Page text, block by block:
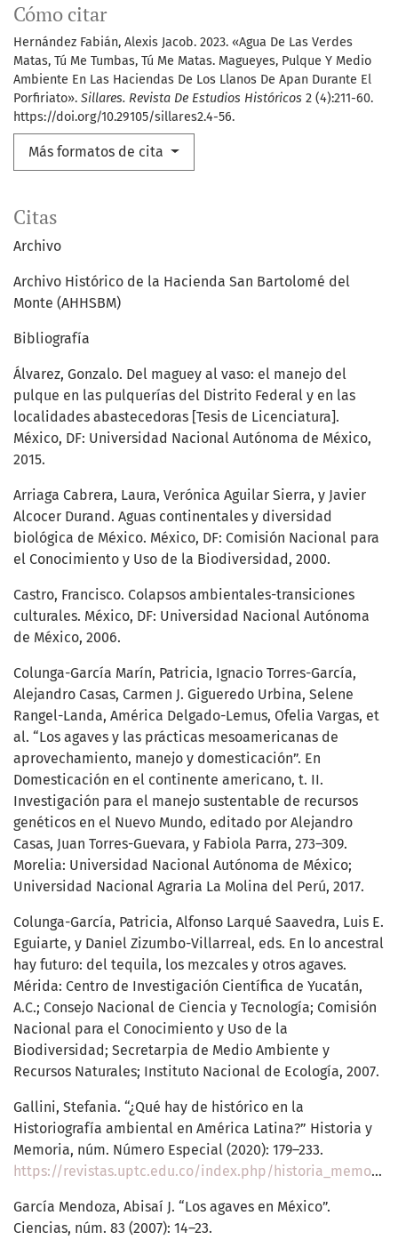
Cómo citar
Hernández Fabián, Alexis Jacob. 2023. «Agua De Las Verdes
Matas, Tú Me Tumbas, Tú Me Matas. Magueyes, Pulque Y Medio
Ambiente En Las Haciendas De Los Llanos De Apan Durante El
Porfiriato». Sillares. Revista De Estudios Históricos 2 (4):211-60.
https://doi.org/10.29105/sillares2.4-56.
Más formatos de cita
Citas
Archivo
Archivo Histórico de la Hacienda San Bartolomé del
Monte (AHHSBM)
Bibliografía
Álvarez, Gonzalo. Del maguey al vaso: el manejo del
pulque en las pulquerías del Distrito Federal y en las
localidades abastecedoras [Tesis de Licenciatura].
México, DF: Universidad Nacional Autónoma de México,
2015.
Arriaga Cabrera, Laura, Verónica Aguilar Sierra, y Javier
Alcocer Durand. Aguas continentales y diversidad
biológica de México. México, DF: Comisión Nacional para
el Conocimiento y Uso de la Biodiversidad, 2000.
Castro, Francisco. Colapsos ambientales-transiciones
culturales. México, DF: Universidad Nacional Autónoma
de México, 2006.
Colunga-García Marín, Patricia, Ignacio Torres-García,
Alejandro Casas, Carmen J. Gigueredo Urbina, Selene
Rangel-Landa, América Delgado-Lemus, Ofelia Vargas, et
al. “Los agaves y las prácticas mesoamericanas de
aprovechamiento, manejo y domesticación”. En
Domesticación en el continente americano, t. II.
Investigación para el manejo sustentable de recursos
genéticos en el Nuevo Mundo, editado por Alejandro
Casas, Juan Torres-Guevara, y Fabiola Parra, 273–309.
Morelia: Universidad Nacional Autónoma de México;
Universidad Nacional Agraria La Molina del Perú, 2017.
Colunga-García, Patricia, Alfonso Larqué Saavedra, Luis E.
Eguiarte, y Daniel Zizumbo-Villarreal, eds. En lo ancestral
hay futuro: del tequila, los mezcales y otros agaves.
Mérida: Centro de Investigación Científica de Yucatán,
A.C.; Consejo Nacional de Ciencia y Tecnología; Comisión
Nacional para el Conocimiento y Uso de la
Biodiversidad; Secretarpia de Medio Ambiente y
Recursos Naturales; Instituto Nacional de Ecología, 2007.
Gallini, Stefania. “¿Qué hay de histórico en la
Historiografía ambiental en América Latina?” Historia y
Memoria, núm. Número Especial (2020): 179–233.
https://revistas.uptc.edu.co/index.php/historia_memoria/article/view/11594/9642
García Mendoza, Abisaí J. “Los agaves en México”.
Ciencias, núm. 83 (2007): 14–23.